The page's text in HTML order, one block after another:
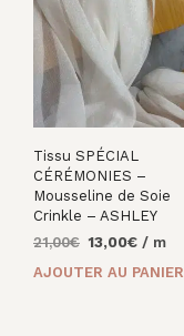
Tissu SPÉCIAL
CÉRÉMONIES –
Mousseline de Soie
Crinkle – ASHLEY
21,00€ Le
13,00€Le/ m
AJOUTER AU PANIER